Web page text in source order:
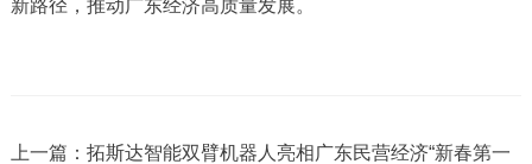
新路径，推动广东经济高质量发展。
上一篇：拓斯达智能双臂机器人亮相广东民营经济“新春第一